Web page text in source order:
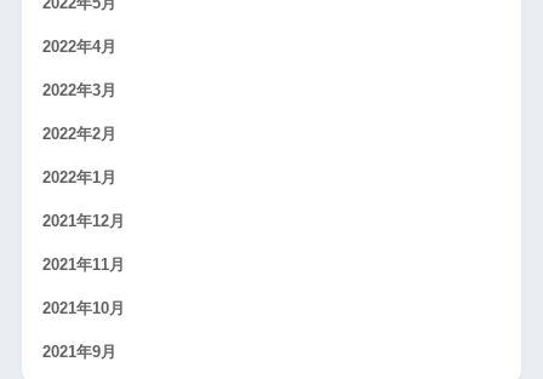
2022年4月
2022年3月
2022年2月
2022年1月
2021年12月
2021年11月
2021年10月
2021年9月